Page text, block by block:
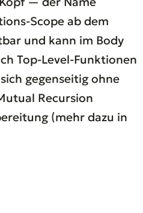
Scope ab dem
und kann im Body
Top-Level-Funktionen
gegenseitig ohne
Recursion
(mehr dazu in